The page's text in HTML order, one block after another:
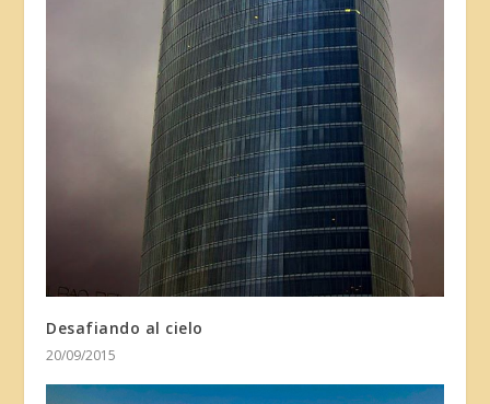
Desafiando al cielo
20/09/2015